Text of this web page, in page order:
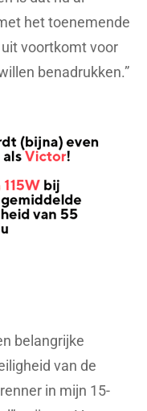
het toenemende
voortkomt voor
benadrukken.”
belangrijke
van de
in mijn 15-